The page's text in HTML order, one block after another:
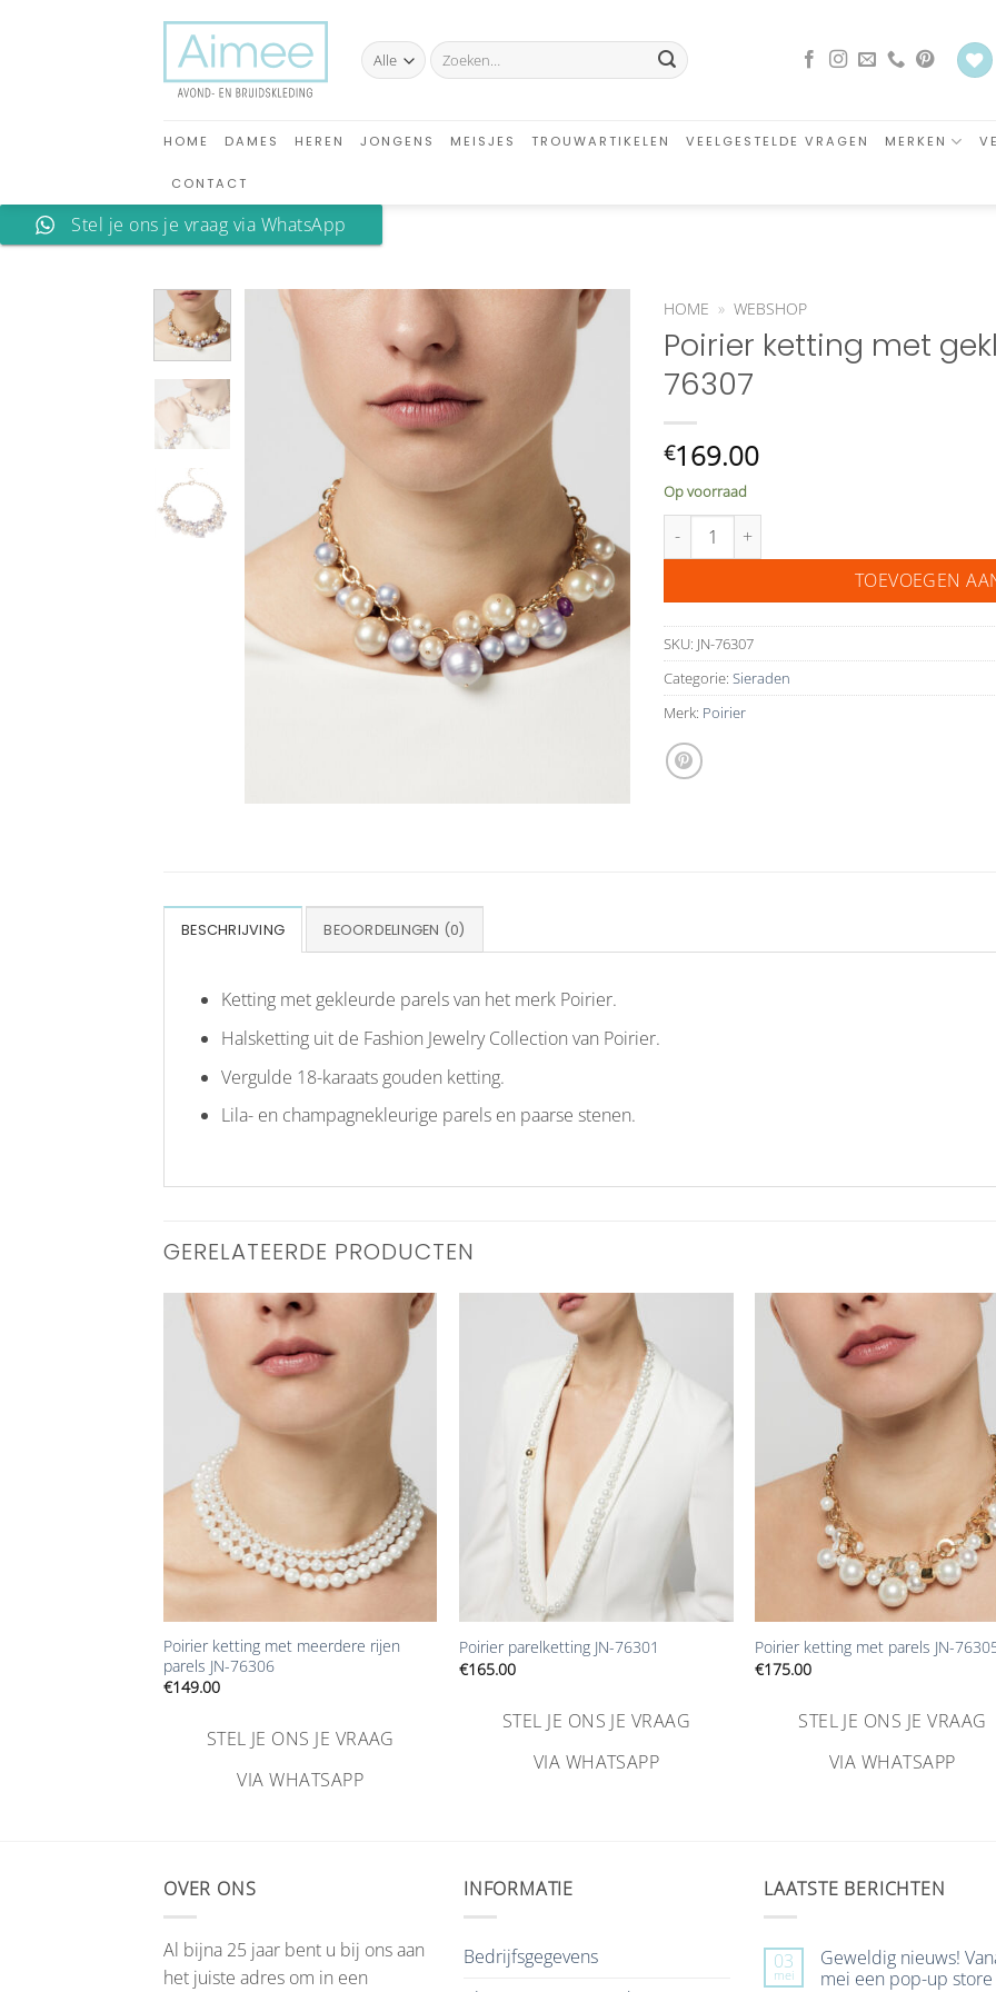
Zoeken
naar:
HOME DAMES HEREN JONGENS MEISJES TROUWARTIKELEN VEELGESTELDE VRAGEN MERKEN
CONTACT
Stel je ons je vraag via WhatsApp
Aan
verlanglijst
toevoegen
HOME » WEBSHOP
Poirier ketting met
76307
€169.00
Op voorraad
Poirier ketting met gekleurde parels JN-76307
TOEVOEGEN
SKU: JN-76307
Categorie: Sieraden
Merk: Poirier
BESCHRIJVING BEOORDELINGEN (0)
Ketting met gekleurde parels van het merk Poirier.
Halsketting uit de Fashion Jewelry Collection van Poirier.
Vergulde 18-karaats gouden ketting.
Lila- en champagnekleurige parels en paarse stenen.
GERELATEERDE PRODUCTEN
verlanglijst
toevoegen
Poirier ketting met meerdere rijen
parels JN-76306
€149.00
STEL JE ONS JE VRAAG
VIA WHATSAPP
verlanglijst
Poirier parelketting JN-76301
€165.00
STEL JE ONS JE VRAAG
VIA WHATSAPP
Aan
Poirier ketting met parels JN-
€175.00
STEL JE ONS JE VRAAG
VIA WHATSAPP
OVER ONS
Al bijna 25 jaar bent u bij ons aan
het juiste adres om in een
INFORMATIE
Bedrijfsgegevens
LAATSTE BERICHTEN
03
mei
Geweldig nieuws!
mei een pop-up store